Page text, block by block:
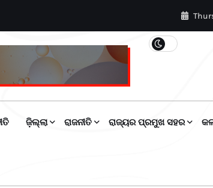
ଜ଼ିଲ୍ଲା ରାଜନୀତି ରାଜ୍ୟର ପ୍ରମୁଖ ସହର